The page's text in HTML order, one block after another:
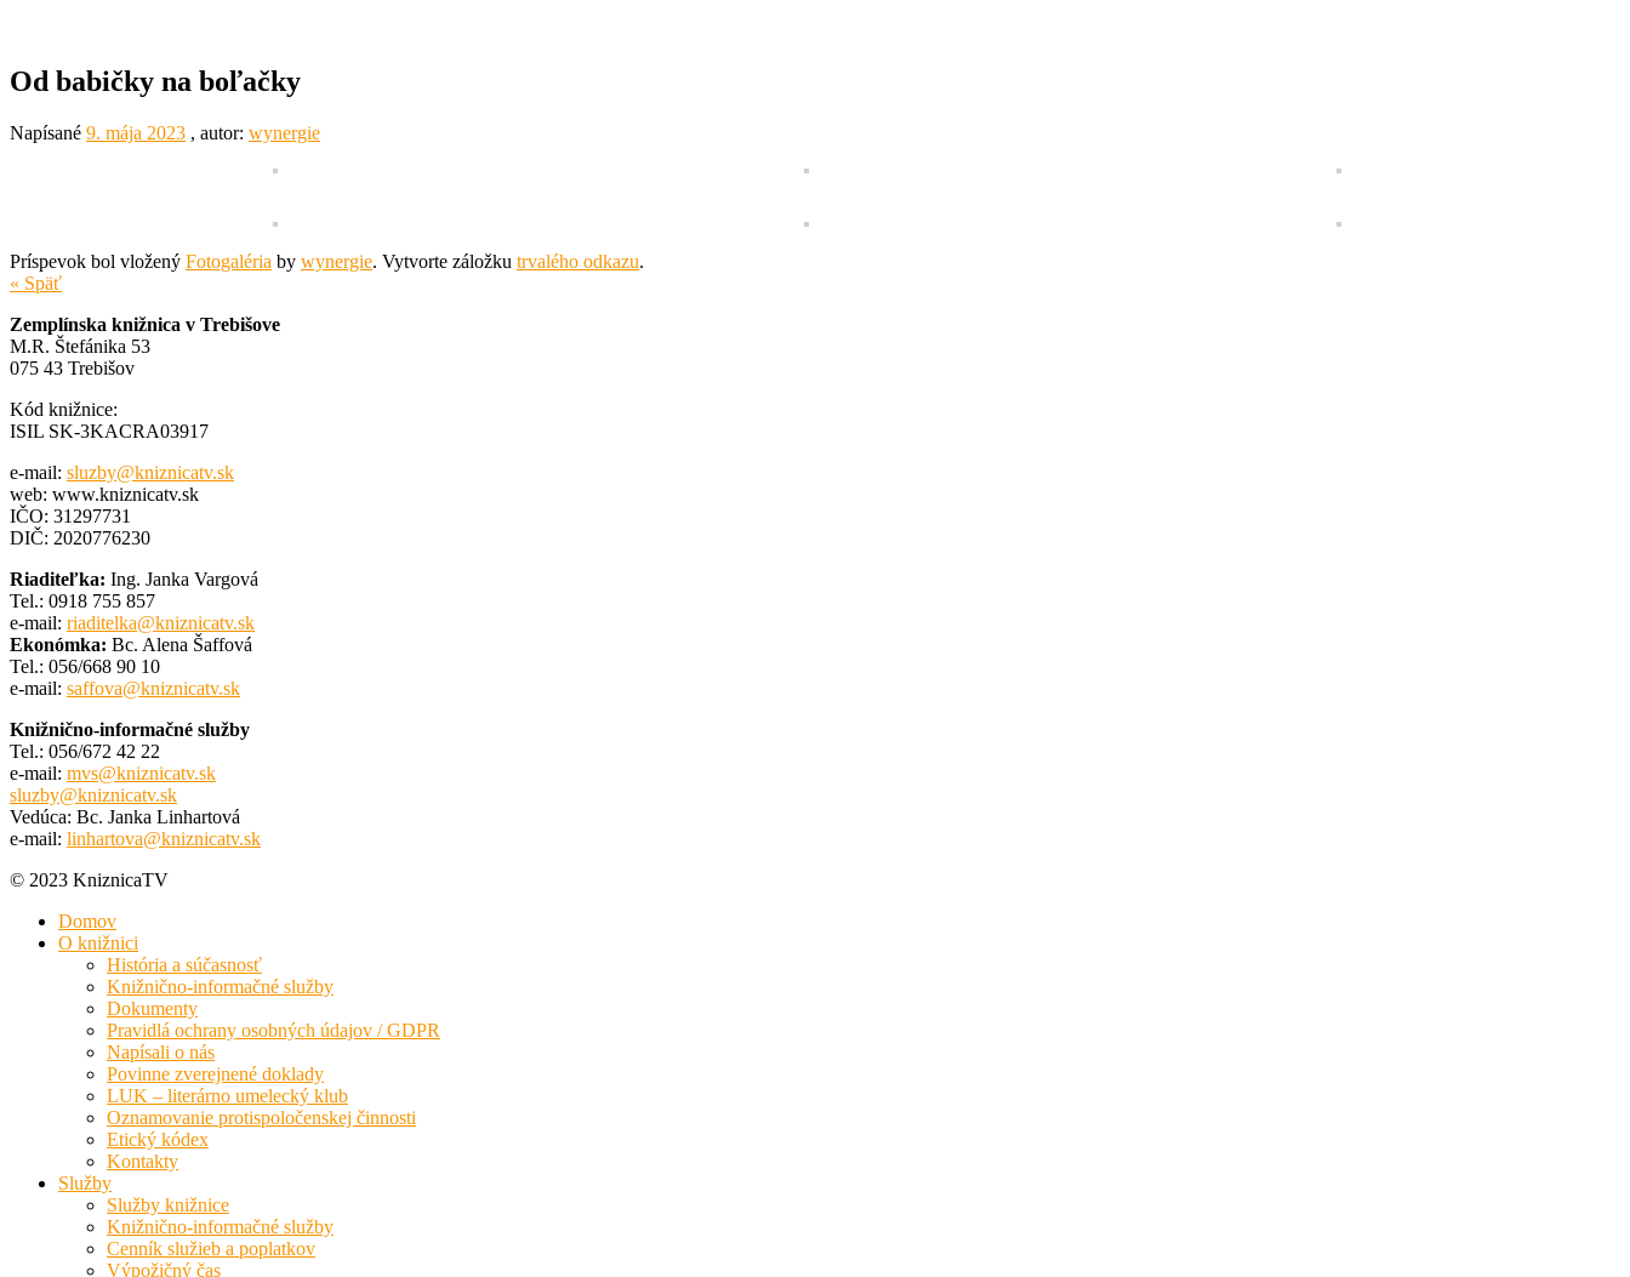
Od babičky na boľačky
Napísané 9. mája 2023 , autor: wynergie
Príspevok bol vložený Fotogaléria by wynergie. Vytvorte záložku trvalého odkazu.
« Späť
Zemplínska knižnica v Trebišove
M.R. Štefánika 53
075 43 Trebišov
Kód knižnice:
ISIL SK-3KACRA03917
e-mail: sluzby@kniznicatv.sk
web: www.kniznicatv.sk
IČO: 31297731
DIČ: 2020776230
Riaditeľka: Ing. Janka Vargová
Tel.: 0918 755 857
e-mail: riaditelka@kniznicatv.sk
Ekonómka: Bc. Alena Šaffová
Tel.: 056/668 90 10
e-mail: saffova@kniznicatv.sk
Knižnično-informačné služby
Tel.: 056/672 42 22
e-mail: mvs@kniznicatv.sk
sluzby@kniznicatv.sk
Vedúca: Bc. Janka Linhartová
e-mail: linhartova@kniznicatv.sk
© 2023 KniznicaTV
Domov
O knižnici
História a súčasnosť
Knižnično-informačné služby
Dokumenty
Pravidlá ochrany osobných údajov / GDPR
Napísali o nás
Povinne zverejnené doklady
LUK – literárno umelecký klub
Oznamovanie protispoločenskej činnosti
Etický kódex
Kontakty
Služby
Služby knižnice
Knižnično-informačné služby
Cenník služieb a poplatkov
Výpožičný čas